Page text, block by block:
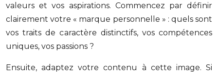
valeurs et vos aspirations. Commencez par définir
clairement votre « marque personnelle » : quels sont
vos traits de caractère distinctifs, vos compétences
uniques, vos passions ?
Ensuite, adaptez votre contenu à cette image. Si